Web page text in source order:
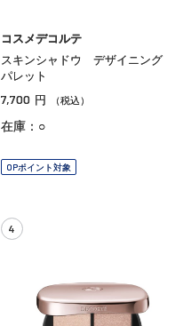
コスメデコルテ
スキンシャドウ デザイニング
パレット
7,700 円 （税込）
在庫：○
OPポイント対象
4